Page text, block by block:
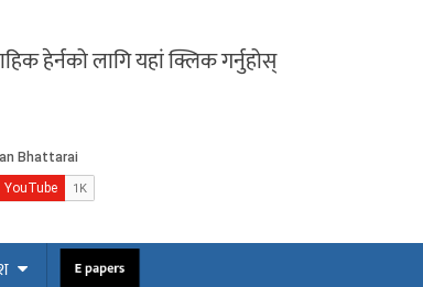
हेर्नको लागि यहां क्लिक गर्नुहोस्
E papers